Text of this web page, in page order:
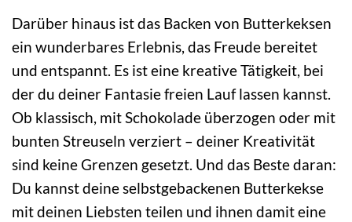
Darüber hinaus ist das Backen von Butterkeksen
ein wunderbares Erlebnis, das Freude bereitet
und entspannt. Es ist eine kreative Tätigkeit, bei
der du deiner Fantasie freien Lauf lassen kannst.
Ob klassisch, mit Schokolade überzogen oder mit
bunten Streuseln verziert – deiner Kreativität
sind keine Grenzen gesetzt. Und das Beste daran:
Du kannst deine selbstgebackenen Butterkekse
mit deinen Liebsten teilen und ihnen damit eine